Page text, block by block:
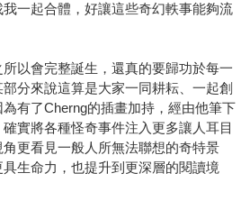
一起合體，好讓這些奇幻軼事能夠流
以會完整誕生，還真的要歸功於每一
分來說這算是大家一同耕耘、一起創
有了Cherng的插畫加持，經由他筆下
實將各種怪奇事件注入更多讓人耳目
更看見一般人所無法聯想的奇特景
生命力，也提升到更深層的閱讀境